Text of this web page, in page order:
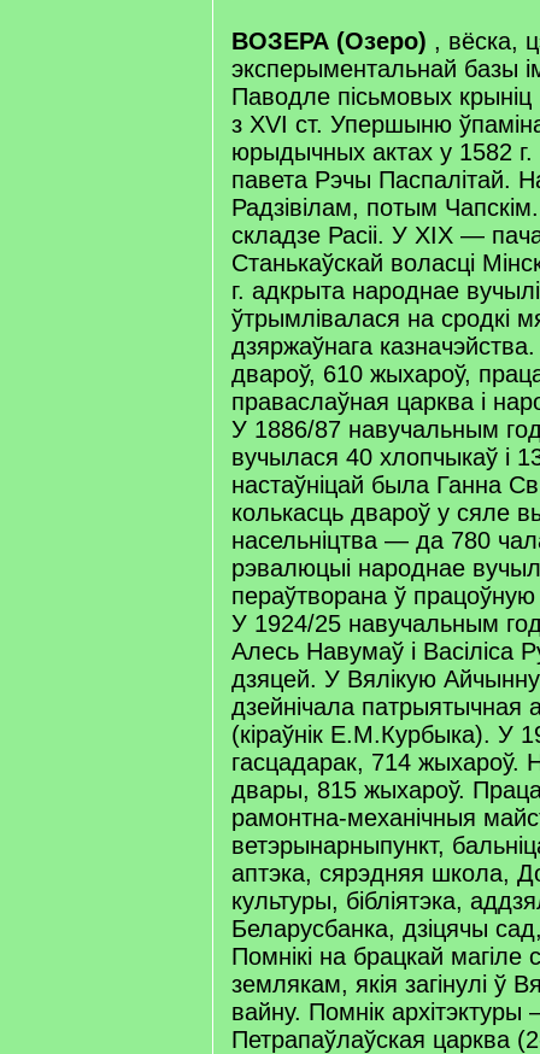
ВОЗЕРА (Озеро) , вёска,
эксперыментальнай базы
Паводле пісьмовых
з XVI ст. Упершыню
юрыдычных актах у 1582 г.
павета Рэчы Паспалітай.
Радзівілам, потым
складзе Расіі. У XIX —
Станькаўскай воласці
г. адкрыта народнае
ўтрымлівалася на сродкі
дзяржаўнага
двароў, 610 жыхароў,
праваслаўная царква і
У 1886/87 навучальным
вучылася 40 хлопчыкаў і
настаўніцай была Ганна
колькасць двароў у сяле
насельніцтва — да 780
рэвалюцыі народнае
пераўтворана ў
У 1924/25 навучальным
Алесь Навумаў і Васіліса
дзяцей. У Вялікую
дзейнічала патрыятычная
(кіраўнік Е.М.Курбыка). У
гасцадарак, 714 жыхароў.
двары, 815 жыхароў.
рамонтна-механічныя
ветэрынарныпункт,
аптэка, сярэдняя школа,
культуры, бібліятэка,
Беларусбанка, дзіцячы
Помнікі на брацкай магіле
землякам, якія загінулі ў
вайну. Помнік архітэктуры
Петрапаўлаўская царква